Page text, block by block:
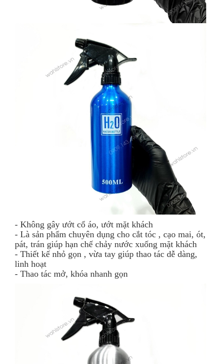
- Không gây ướt cổ áo, ướt mặt khách
- Là sản phẩm chuyên dụng cho cắt tóc , cạo mai, ót,
pát, trán giúp hạn chế chảy nước xuống mặt khách
- Thiết kế nhỏ gọn , vừa tay giúp thao tác dễ dàng,
linh hoạt
- Thao tác mở, khóa nhanh gọn